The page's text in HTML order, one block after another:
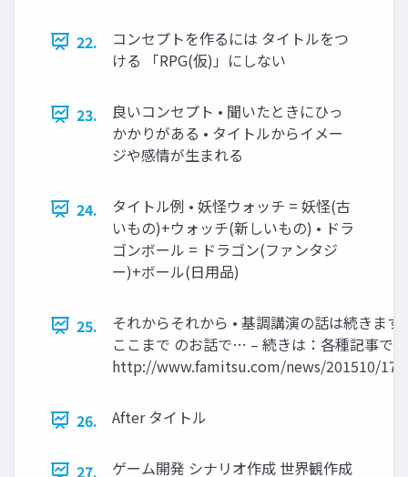
22.
コンセプトを作るには タイトルをつ
ける 「RPG(仮)」にしない
23.
良いコンセプト • 聞いたときにひっ
かかりがある • タイトルからイメー
ジや感情が生まれる
24.
タイトル例 • 妖怪ウォッチ = 妖怪(古
いもの)+ウォッチ(新しいもの) • ドラ
ゴンボール = ドラゴン(ファンタジ
ー)+ボール(日用品)
25.
それからそれから • 基調講演の話は続きます
ここまで のお話で… – 続きは：各種記事で
http://www.famitsu.com/news/201510/
26. After タイトル
27.
ゲーム開発 シナリオ作成 世界観作成